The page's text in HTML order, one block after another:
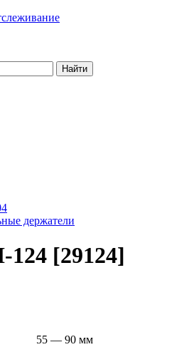
Найти
держатели
124 [29124]
55 — 90 мм